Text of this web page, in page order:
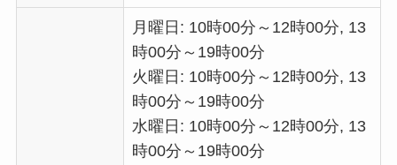
月曜日: 10時00分～12時00分, 13
時00分～19時00分
火曜日: 10時00分～12時00分, 13
時00分～19時00分
水曜日: 10時00分～12時00分, 13
時00分～19時00分